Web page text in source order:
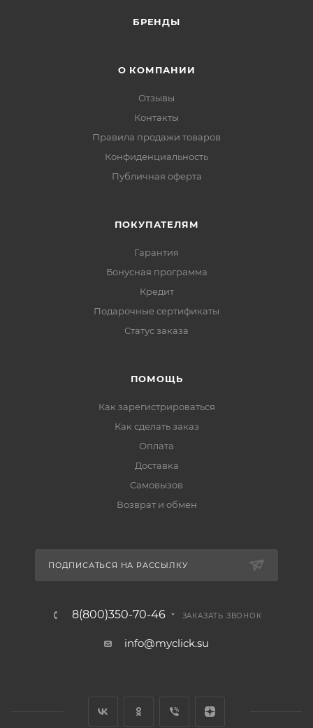
БРЕНДЫ
О КОМПАНИИ
Отзывы
Контакты
Правила продажи товаров
Конфиденциальность
Публичная оферта
ПОКУПАТЕЛЯМ
Гарантия
Бонусная программа
Кредит
Подарочные сертификаты
Статус заказа
ПОМОЩЬ
Как зарегистрироваться
Как сделать заказ
Оплата
Доставка
Самовызов
Возврат и обмен
ПОДПИСАТЬСЯ НА РАССЫЛКУ
8(800)350-70-46 ЗАКАЗАТЬ ЗВОНОК
info@myclick.su